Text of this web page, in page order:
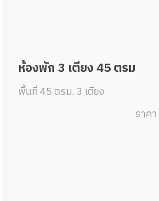
ห้องพัก 3 เตียง 45 ตรม
พื้นที่ 45 ตรม. 3 เตียง
ราคา